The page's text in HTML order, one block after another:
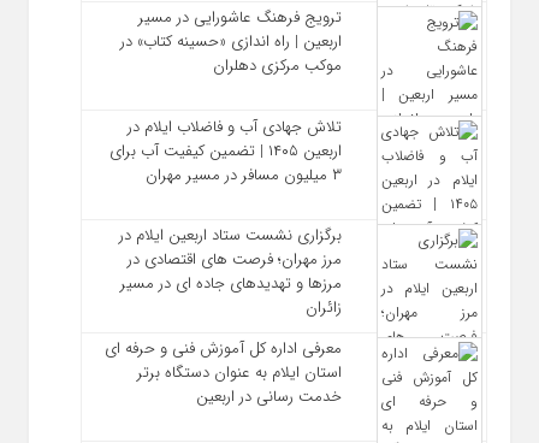
ترویج فرهنگ عاشورایی در مسیر
اربعین | راه‌ اندازی «حسینه کتاب» در
موکب مرکزی دهلران
تلاش جهادی آب و فاضلاب ایلام در
اربعین ۱۴۰۵ | تضمین کیفیت آب برای
۳ میلیون مسافر در مسیر مهران
برگزاری نشست ستاد اربعین ایلام در
مرز مهران؛ فرصت‌ های اقتصادی در
مرزها و تهدیدهای جاده‌ ای در مسیر
زائران
معرفی اداره کل آموزش فنی و حرفه‌ ای
استان ایلام به‌ عنوان دستگاه برتر
خدمت‌ رسانی در اربعین